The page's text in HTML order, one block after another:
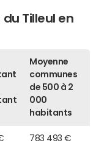
Tilleul en
Moyenne
communes
de 500 à 2
000
habitants
783 493 €